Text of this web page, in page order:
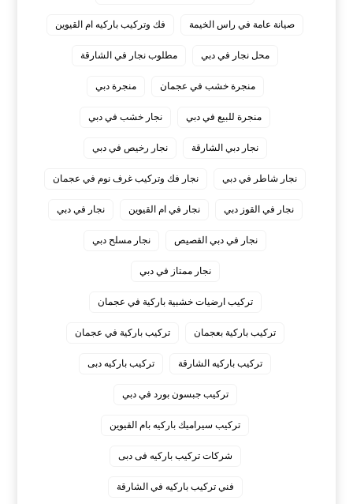
صيانة عامة في راس الخيمة فك وتركيب باركيه ام القيوين
محل نجار في دبي مطلوب نجار في الشارقة
منجرة خشب في عجمان منجرة دبي
منجرة للبيع في دبي نجار خشب في دبي
نجار دبي الشارقة نجار رخيص في دبي
نجار شاطر في دبي نجار فك وتركيب غرف نوم في عجمان
نجار في القوز دبي نجار في ام القيوين نجار في دبي
نجار في دبي القصيص نجار مسلح دبي
نجار ممتاز في دبي
‏تركيب ارضيات خشبية باركية في عجمان
‏تركيب باركية بعجمان ‏تركيب باركية في عجمان
‏تركيب باركيه الشارقة ‏تركيب باركيه دبى
‏تركيب جبسون بورد في دبي
‏تركيب سيراميك باركيه بام القيوين
‏شركات تركيب باركيه فى دبى
‏فني تركيب باركيه في الشارقة